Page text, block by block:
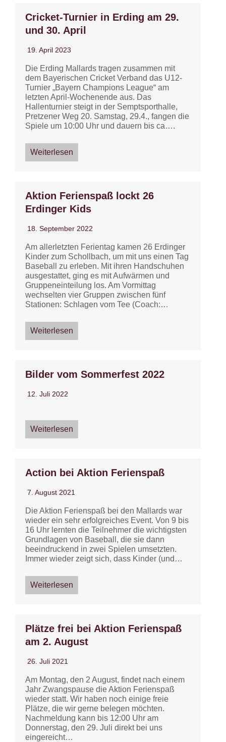
Cricket-Turnier in Erding am 29.
und 30. April
19. April 2023
Die Erding Mallards tragen zusammen mit
dem Bayerischen Cricket Verband das U12-
Turnier „Bayern Champions League“ am
letzten April-Wochenende aus. Das
Hallenturnier steigt in der Semptsporthalle,
Pretzener Weg 20. Samstag, 29.4., fangen die
Spiele um 10:00 Uhr und dauern bis ca….
Weiterlesen
Aktion Ferienspaß lockt 26
Erdinger Kids
18. September 2022
Am allerletzten Ferientag kamen 26 Erdinger
Kinder zum Schollbach, um mit uns einen Tag
Baseball zu erleben. Mit ihren Handschuhen
ausgestattet, ging es mit Aufwärmen und
Gruppeneinteilung los. Am Vormittag
wechselten vier Gruppen zwischen fünf
Stationen: Schlagen vom Tee (Coach:…
Weiterlesen
Bilder vom Sommerfest 2022
12. Juli 2022
Weiterlesen
Action bei Aktion Ferienspaß
7. August 2021
Die Aktion Ferienspaß bei den Mallards war
wieder ein sehr erfolgreiches Event. Von 9 bis
16 Uhr lernten die Teilnehmer die wichtigsten
Grundlagen von Baseball, die sie dann
beeindruckend in zwei Spielen umsetzten.
Immer wieder zeigt sich, dass Kinder (und…
Weiterlesen
Plätze frei bei Aktion Ferienspaß
am 2. August
26. Juli 2021
Am Montag, den 2 August, findet nach einem
Jahr Zwangspause die Aktion Ferienspaß
wieder statt. Wir haben noch einige freie
Plätze, die wir gerne belegen möchten.
Nachmeldung kann bis 12:00 Uhr am
Donnerstag, den 29. Juli direkt bei uns
eingereicht…